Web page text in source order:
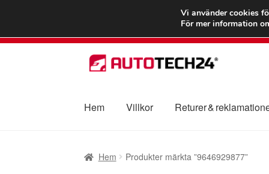
FRAKT från
Hoppa
till
Hoppa
till
Hem
Villkor Returer &
Hem Produkter märkta ”9646929877”
Vi använder cookies
För mer information